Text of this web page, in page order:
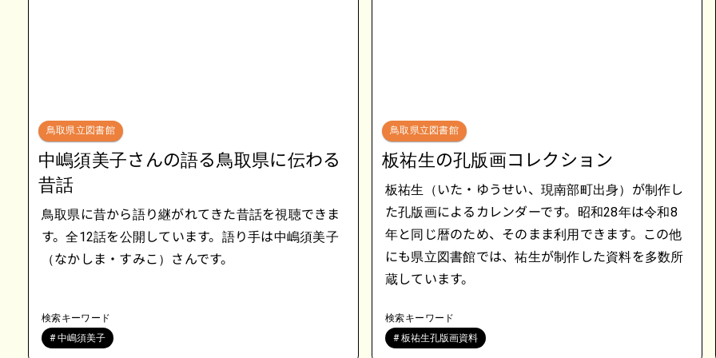
鳥取県立図書館
中嶋須美子さんの語る鳥取県に伝わる
昔話
鳥取県に昔から語り継がれてきた昔話を視聴できま
す。全12話を公開しています。語り手は中嶋須美子
（なかしま・すみこ）さんです。
検索キーワード
# 中嶋須美子
鳥取県立図書館
板祐生の孔版画コレクション
板祐生（いた・ゆうせい、現南部町出身）が制作し
た孔版画によるカレンダーです。昭和28年は令和8
年と同じ暦のため、そのまま利用できます。この他
にも県立図書館では、祐生が制作した資料を多数所
蔵しています。
検索キーワード
# 板祐生孔版画資料